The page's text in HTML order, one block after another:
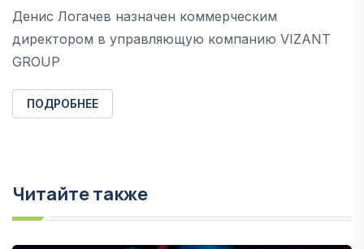
Денис Логачев назначен коммерческим
директором в управляющую компанию VIZANT
GROUP
ПОДРОБНЕЕ
Читайте также